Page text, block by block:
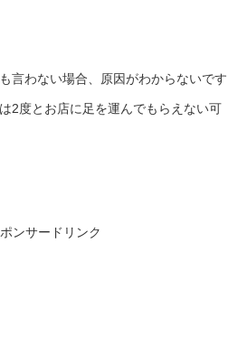
言わない場合、原因がわからないです
2度とお店に足を運んでもらえない可
ンサードリンク